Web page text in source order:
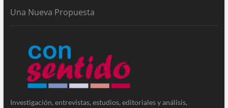
Una Nueva Propuesta
Investigación, entrevistas, estudios, editoriales y análisis,